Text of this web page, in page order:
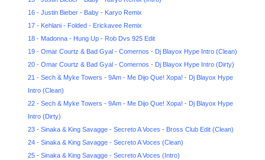
16 - Justin Bieber - Baby - Karyo Remix
17 - Kehlani - Folded - Erickavee Remix
18 - Madonna - Hung Up - Rob Dvs 925 Edit
19 - Omar Courtz & Bad Gyal - Comernos - Dj Blayox Hype Intro (Clean)
20 - Omar Courtz & Bad Gyal - Comernos - Dj Blayox Hype Intro (Dirty)
21 - Sech & Myke Towers - 9Am - Me Dijo Que! Xopa! - Dj Blayox Hype
Intro (Clean)
22 - Sech & Myke Towers - 9Am - Me Dijo Que! Xopa! - Dj Blayox Hype
Intro (Dirty)
23 - Sinaka & King Savagge - Secreto A Voces - Bross Club Edit (Clean)
24 - Sinaka & King Savagge - Secreto A Voces (Clean)
25 - Sinaka & King Savagge - Secreto A Voces (Intro)